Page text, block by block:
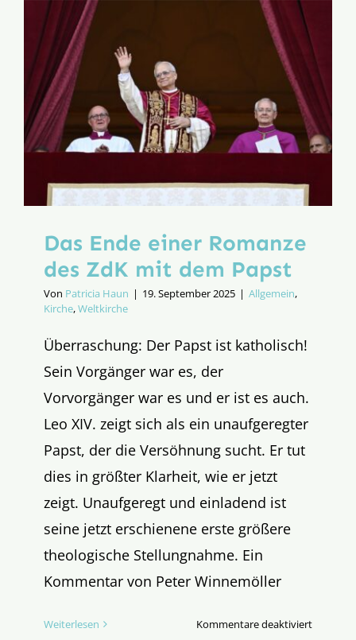
Das Ende einer Romanze
des ZdK mit dem Papst
Von Patricia Haun | 19. September 2025 | Allgemein,
Kirche,Weltkirche
Überraschung: Der Papst ist katholisch!
Sein Vorgänger war es, der
Vorvorgänger war es und er ist es auch.
Leo XIV. zeigt sich als ein unaufgeregter
Papst, der die Versöhnung sucht. Er tut
dies in größter Klarheit, wie er jetzt
zeigt. Unaufgeregt und einladend ist
seine jetzt erschienene erste größere
theologische Stellungnahme. Ein
Kommentar von Peter Winnemöller
Weiterlesen Kommentare deaktiviertfür